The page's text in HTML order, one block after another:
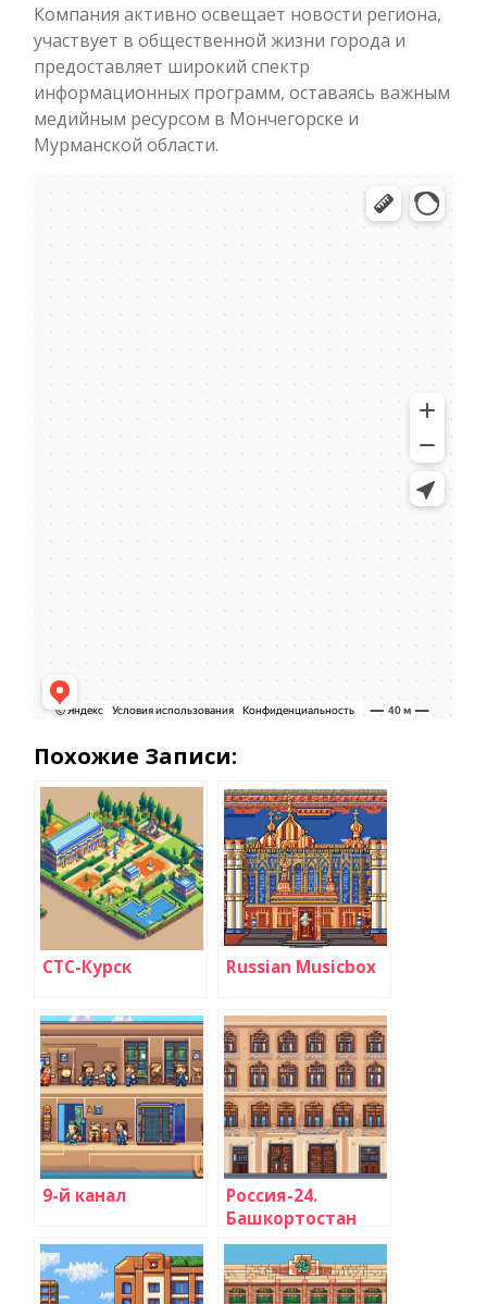
Компания активно освещает новости региона,
участвует в общественной жизни города и
предоставляет широкий спектр
информационных программ, оставаясь важным
медийным ресурсом в Мончегорске и
Мурманской области.
Похожие Записи:
СТС-Курск Russian Musicbox
9-й канал
Россия-24.
Башкортостан